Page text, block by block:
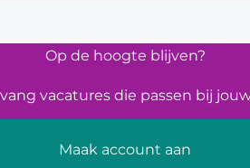
Op de hoogte blijven?
vacatures die passen bij
Maak account aan